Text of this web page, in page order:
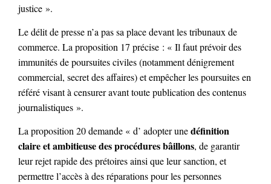
justice ».
Le délit de presse n’a pas sa place devant les tribunaux de
commerce. La proposition 17 précise : « Il faut prévoir des
immunités de poursuites civiles (notamment dénigrement
commercial, secret des affaires) et empêcher les poursuites en
référé visant à censurer avant toute publication des contenus
journalistiques ».
La proposition 20 demande « d’ adopter unedéfinition
claire et ambitieuse des procédures bâillons, de garantir
leur rejet rapide des prétoires ainsi que leur sanction, et
permettre l’accès à des réparations pour les personnes